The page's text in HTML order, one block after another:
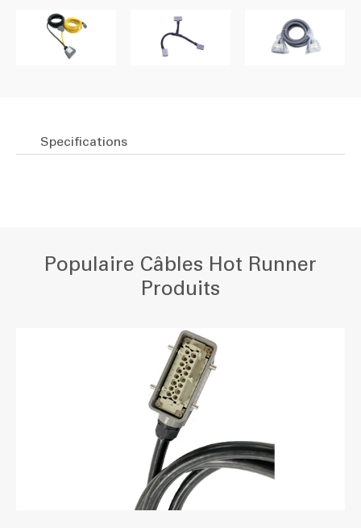
Specifications
Populaire Câbles Hot Runner
Produits